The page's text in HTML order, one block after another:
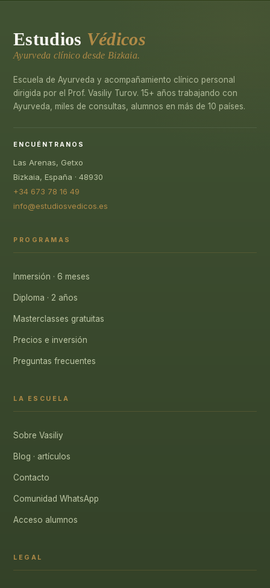
Estudios Védicos
Ayurveda clínico desde Bizkaia.
Escuela de Ayurveda y acompañamiento clínico personal
dirigida por el Prof. Vasiliy Turov. 15+ años trabajando con
Ayurveda, miles de consultas, alumnos en más de 10 países.
ENCUÉNTRANOS
Las Arenas, Getxo
Bizkaia, España · 48930
+34 673 78 16 49
info@estudiosvedicos.es
PROGRAMAS
Inmersión · 6 meses
Diploma · 2 años
Masterclasses gratuitas
Precios e inversión
Preguntas frecuentes
LA ESCUELA
Sobre Vasiliy
Blog · artículos
Contacto
Comunidad WhatsApp
Acceso alumnos
LEGAL